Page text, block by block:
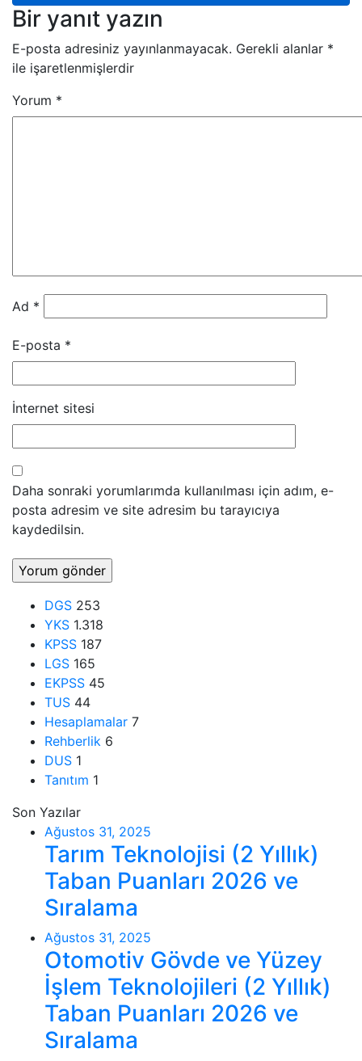
Bir yanıt yazın
E-posta adresiniz yayınlanmayacak. Gerekli alanlar *
ile işaretlenmişlerdir
Yorum *
Ad *
E-posta *
İnternet sitesi
Daha sonraki yorumlarımda kullanılması için adım, e-
posta adresim ve site adresim bu tarayıcıya
kaydedilsin.
DGS 253
YKS 1.318
KPSS 187
LGS 165
EKPSS 45
TUS 44
Hesaplamalar 7
Rehberlik 6
DUS 1
Tanıtım 1
Son Yazılar
Ağustos 31, 2025
Tarım Teknolojisi (2 Yıllık)
Taban Puanları 2026 ve
Sıralama
Ağustos 31, 2025
Otomotiv Gövde ve Yüzey
İşlem Teknolojileri (2 Yıllık)
Taban Puanları 2026 ve
Sıralama